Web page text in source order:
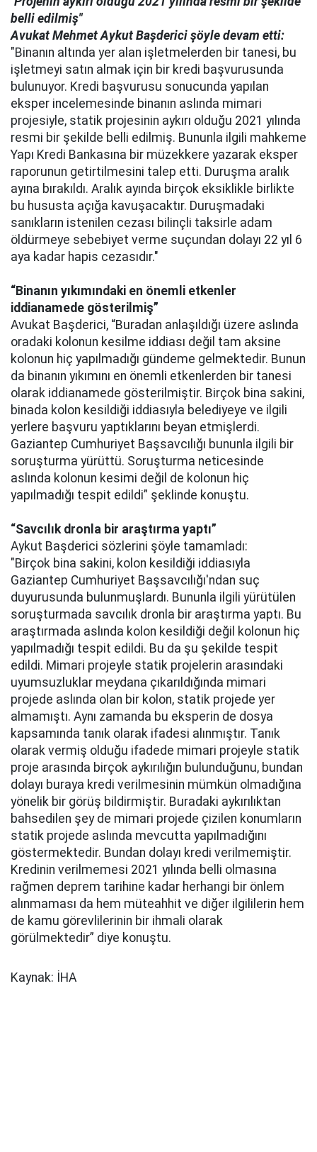
belli edilmiş"
Avukat Mehmet Aykut Başderici şöyle devam etti:
"Binanın altında yer alan işletmelerden bir tanesi, bu
işletmeyi satın almak için bir kredi başvurusunda
bulunuyor. Kredi başvurusu sonucunda yapılan
eksper incelemesinde binanın aslında mimari
projesiyle, statik projesinin aykırı olduğu 2021 yılında
resmi bir şekilde belli edilmiş. Bununla ilgili mahkeme
Yapı Kredi Bankasına bir müzekkere yazarak eksper
raporunun getirtilmesini talep etti. Duruşma aralık
ayına bırakıldı. Aralık ayında birçok eksiklikle birlikte
bu hususta açığa kavuşacaktır. Duruşmadaki
sanıkların istenilen cezası bilinçli taksirle adam
öldürmeye sebebiyet verme suçundan dolayı 22 yıl 6
aya kadar hapis cezasıdır."
“Binanın yıkımındaki en önemli etkenler
iddianamede gösterilmiş”
Avukat Başderici, “Buradan anlaşıldığı üzere aslında
oradaki kolonun kesilme iddiası değil tam aksine
kolonun hiç yapılmadığı gündeme gelmektedir. Bunun
da binanın yıkımını en önemli etkenlerden bir tanesi
olarak iddianamede gösterilmiştir. Birçok bina sakini,
binada kolon kesildiği iddiasıyla belediyeye ve ilgili
yerlere başvuru yaptıklarını beyan etmişlerdi.
Gaziantep Cumhuriyet Başsavcılığı bununla ilgili bir
soruşturma yürüttü. Soruşturma neticesinde
aslında kolonun kesimi değil de kolonun hiç
yapılmadığı tespit edildi” şeklinde konuştu.
“Savcılık dronla bir araştırma yaptı”
Aykut Başderici sözlerini şöyle tamamladı:
"Birçok bina sakini, kolon kesildiği iddiasıyla
Gaziantep Cumhuriyet Başsavcılığı'ndan suç
duyurusunda bulunmuşlardı. Bununla ilgili yürütülen
soruşturmada savcılık dronla bir araştırma yaptı. Bu
araştırmada aslında kolon kesildiği değil kolonun hiç
yapılmadığı tespit edildi. Bu da şu şekilde tespit
edildi. Mimari projeyle statik projelerin arasındaki
uyumsuzluklar meydana çıkarıldığında mimari
projede aslında olan bir kolon, statik projede yer
almamıştı. Aynı zamanda bu eksperin de dosya
kapsamında tanık olarak ifadesi alınmıştır. Tanık
olarak vermiş olduğu ifadede mimari projeyle statik
proje arasında birçok aykırılığın bulunduğunu, bundan
dolayı buraya kredi verilmesinin mümkün olmadığına
yönelik bir görüş bildirmiştir. Buradaki aykırılıktan
bahsedilen şey de mimari projede çizilen konumların
statik projede aslında mevcutta yapılmadığını
göstermektedir. Bundan dolayı kredi verilmemiştir.
Kredinin verilmemesi 2021 yılında belli olmasına
rağmen deprem tarihine kadar herhangi bir önlem
alınmaması da hem müteahhit ve diğer ilgililerin hem
de kamu görevlilerinin bir ihmali olarak
görülmektedir” diye konuştu.
Kaynak: İHA